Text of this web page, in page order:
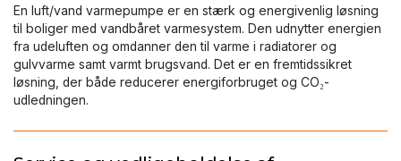
En luft/vand varmepumpe er en stærk og energivenlig løsning
til boliger med vandbåret varmesystem. Den udnytter energien
fra udeluften og omdanner den til varme i radiatorer og
gulvvarme samt varmt brugsvand. Det er en fremtidssikret
løsning, der både reducerer energiforbruget og CO₂-
udledningen.